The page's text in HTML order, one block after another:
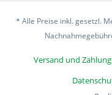
* Alle Preise inkl. gesetzl.
Versand und